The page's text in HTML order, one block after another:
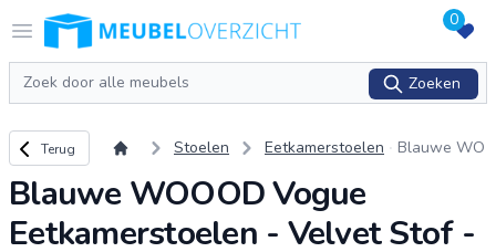
Open menu
Logo Meubeloverzicht.nl 0
Zoeken
Zoeken
Terug naar overzicht
Terug Stoelen Eetkamerstoelen
Blauwe WO
t Stof - Teal
Blauwe WOOOD Vogue
Eetkamerstoelen - Velvet Stof -